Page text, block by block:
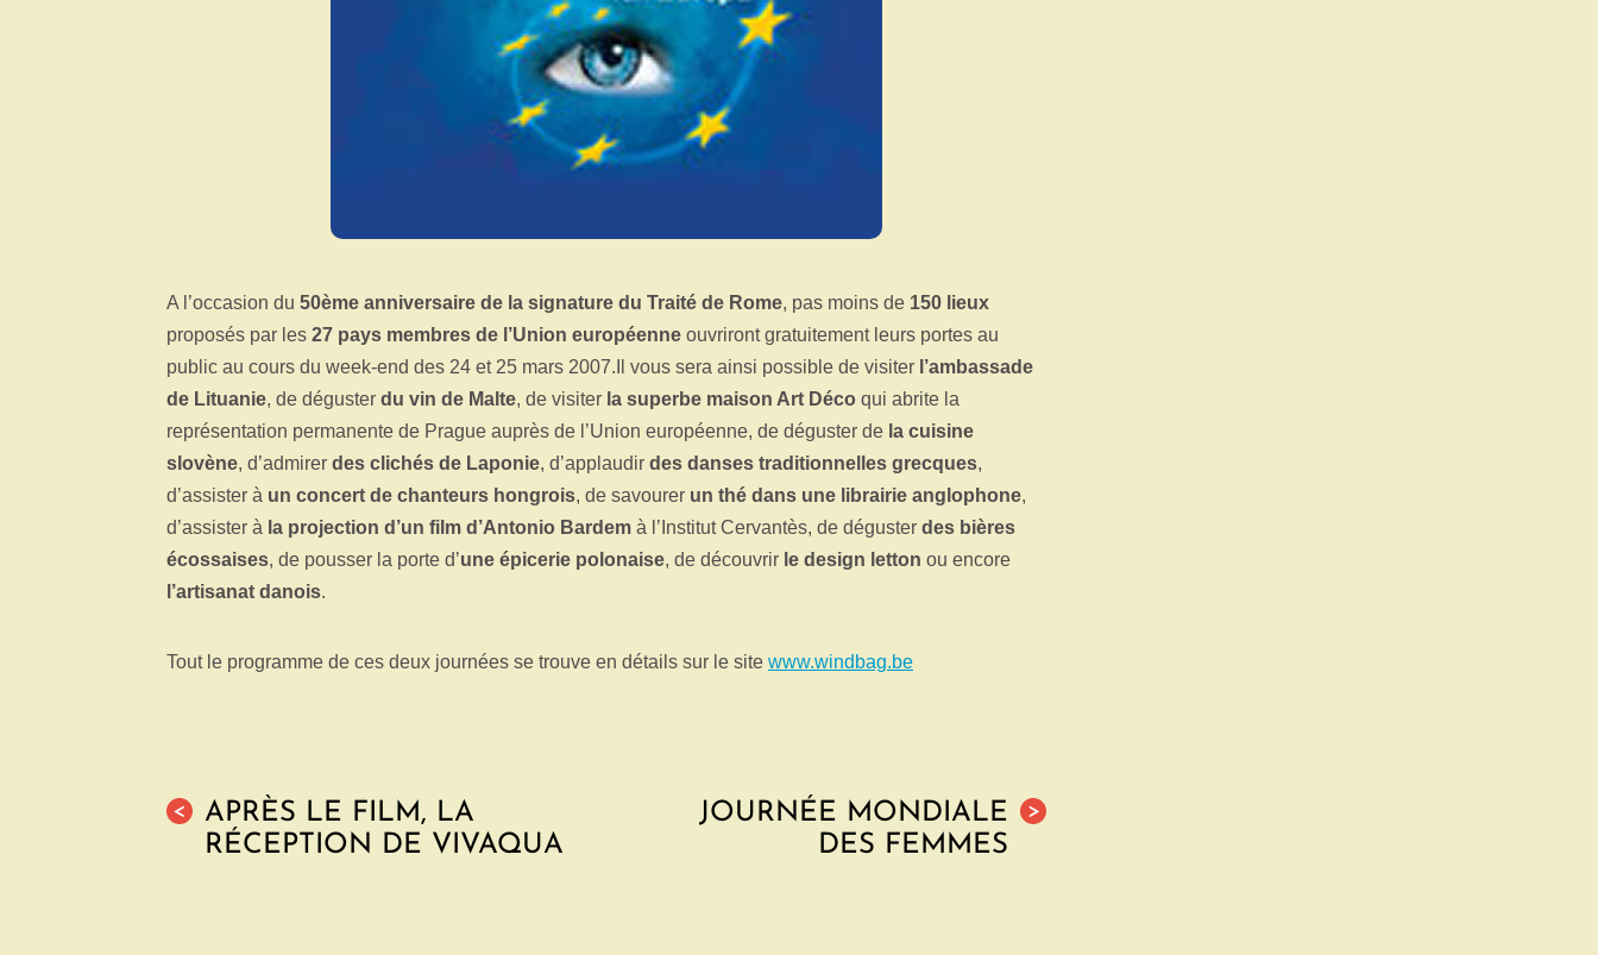
A l’occasion du 50ème anniversaire de la signature du Traité de Rome, pas moins de 150 lieux
proposés par les 27 pays membres de l’Union européenne ouvriront gratuitement leurs portes au
public au cours du week-end des 24 et 25 mars 2007. Il vous sera ainsi possible de visiter l’ambassade
de Lituanie, de déguster du vin de Malte, de visiter la superbe maison Art Déco qui abrite la
représentation permanente de Prague auprès de l’Union européenne, de déguster de la cuisine
slovène, d’admirer des clichés de Laponie, d’applaudir des danses traditionnelles grecques,
d’assister à un concert de chanteurs hongrois, de savourer un thé dans une librairie anglophone,
d’assister à la projection d’un film d’Antonio Bardem à l’Institut Cervantès, de déguster des bières
écossaises, de pousser la porte d’une épicerie polonaise, de découvrir le design letton ou encore
l’artisanat danois.
Tout le programme de ces deux journées se trouve en détails sur le site www.windbag.be
<
APRÈS LE FILM, LA
RÉCEPTION DE VIVAQUA
>
JOURNÉE MONDIALE
DES FEMMES